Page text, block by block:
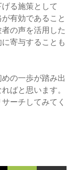
る施策として
有効であること
の声を活用した
寄与することも
の一歩が踏み出
ばと思います。
ーチしてみてく